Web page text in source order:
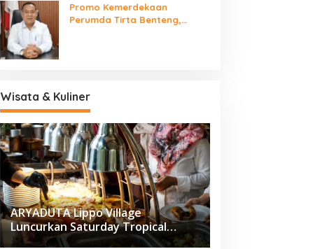
Promo Kemerdekaan
Perumda Tirta Benteng,
Wisata & Kuliner
ARYADUTA Lippo Village
Luncurkan Saturday Tropical
Brunch